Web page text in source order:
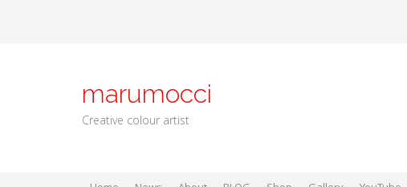
marumocci
Creative colour artist